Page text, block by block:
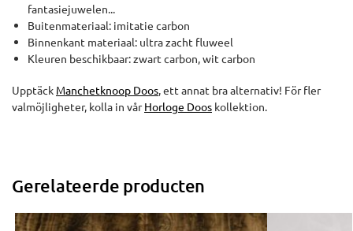
fantasiejuwelen...
Buitenmateriaal: imitatie carbon
Binnenkant materiaal: ultra zacht fluweel
Kleuren beschikbaar: zwart carbon, wit carbon
Upptäck Manchetknoop Doos, ett annat bra alternativ! För fler
valmöjligheter, kolla in vårHorloge Doos kollektion.
Gerelateerde producten